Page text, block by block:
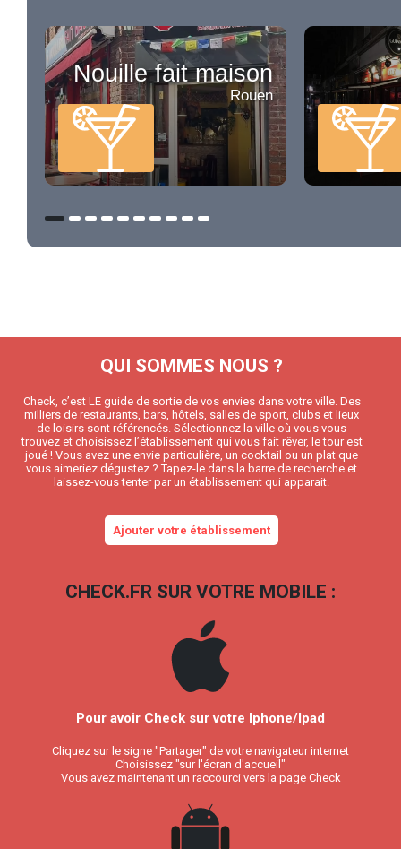
Nouille fait maison
Rouen
QUI SOMMES NOUS ?
Check, c’est LE guide de sortie de vos envies dans votre ville. Des
milliers de restaurants, bars, hôtels, salles de sport, clubs et lieux
de loisirs sont référencés. Sélectionnez la ville où vous vous
trouvez et choisissez l’établissement qui vous fait rêver, le tour est
joué ! Vous avez une envie particulière, un cocktail ou un plat que
vous aimeriez dégustez ? Tapez-le dans la barre de recherche et
laissez-vous tenter par un établissement qui apparait.
Ajouter votre établissement
CHECK.FR SUR VOTRE MOBILE :
Pour avoir Check sur votre Iphone/Ipad
Cliquez sur le signe "Partager" de votre navigateur internet
Choisissez "sur l'écran d'accueil"
Vous avez maintenant un raccourci vers la page Check